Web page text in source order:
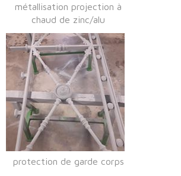
métallisation projection à
chaud de zinc/alu
protection de garde corps